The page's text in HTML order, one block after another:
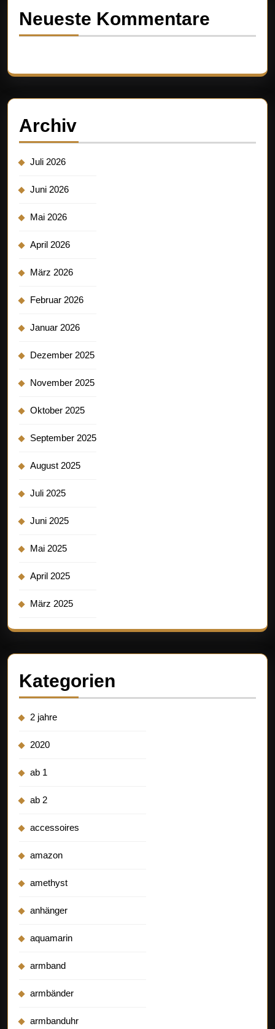
Neueste Kommentare
Archiv
Juli 2026
Juni 2026
Mai 2026
April 2026
März 2026
Februar 2026
Januar 2026
Dezember 2025
November 2025
Oktober 2025
September 2025
August 2025
Juli 2025
Juni 2025
Mai 2025
April 2025
März 2025
Kategorien
2 jahre
2020
ab 1
ab 2
accessoires
amazon
amethyst
anhänger
aquamarin
armband
armbänder
armbanduhr